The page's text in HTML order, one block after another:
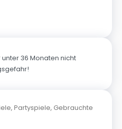
unter 36 Monaten nicht
, Partyspiele, Gebrauchte